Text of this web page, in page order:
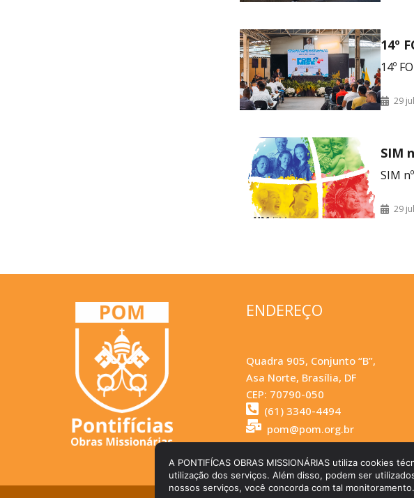
14º
14º
29
SIM
SIM
29
ENDEREÇO
Quadra 905, Conjunto “B”,
Asa Norte, Brasília, DF
CEP: 70790-050
(61) 3340-4494
pom@pom.org.br
A PONTIFÍCAS OBRAS MISSIONÁRIAS utiliza cookies
utilização dos serviços. Além disso, podem ser
nossos serviços, você concorda com tal